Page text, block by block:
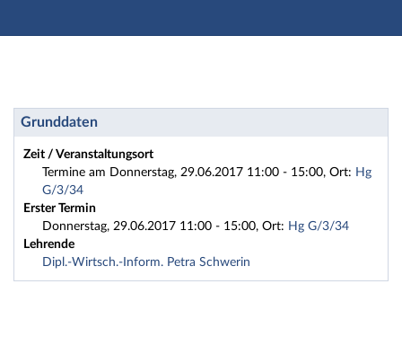
Hauptnavigation
Fußzeile
Seminar: GradNet2017-1 Einführung in den Textsatz
Grunddaten
Zeit / Veranstaltungsort
Termine am Donnerstag, 29.06.2017 11:00 - 15:00, Ort: Hg
G/3/34
Erster Termin
Donnerstag, 29.06.2017 11:00 - 15:00, Ort: Hg G/3/34
Lehrende
Dipl.-Wirtsch.-Inform. Petra Schwerin